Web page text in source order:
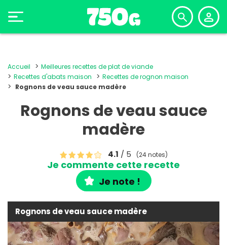
Accueil
Meilleures recettes de plat de viande
Recettes d'abats maison
Recettes de rognon maison
Rognons de veau sauce madère
Rognons de veau sauce
madère
4.1 / 5 (24 notes)
Je commente cette recette
Je note !
Rognons de veau sauce madère